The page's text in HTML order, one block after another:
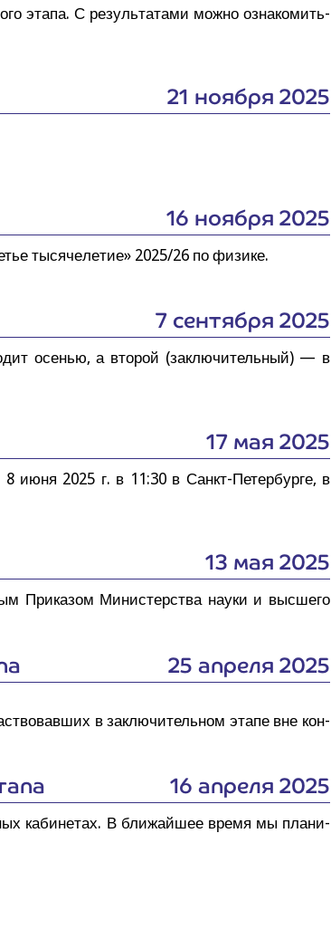
эта­па. С резуль­та­та­ми мож­но озна­ко­мить­
21 ноября 2025
16 ноября 2025
тыся­че­ле­тие» 2025/26 по физи­ке.
7 сентября 2025
осе­нью, а вто­рой (заклю­чи­тель­ный) — в
17 мая 2025
июня 2025 г. в 11:30 в Санкт-Петер­бур­ге, в
13 мая 2025
При­ка­зом Мини­стер­ства нау­ки и выс­ше­го
25 апреля 2025
в заклю­чи­тель­ном эта­пе вне кон­
16 апреля 2025
каби­не­тах. В бли­жай­шее вре­мя мы пла­ни­